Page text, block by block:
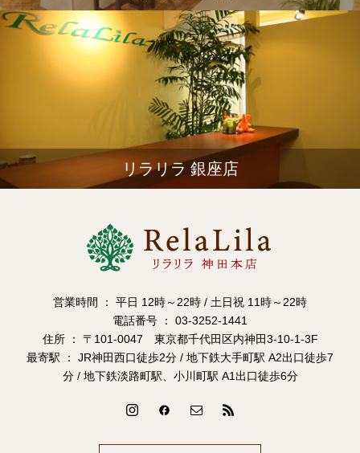
リラリラ 銀座店
営業時間 ： 平日 12時～22時 / 土日祝 11時～22時
電話番号 ： 03-3252-1441
住所 ： 〒101-0047 東京都千代田区内神田3-10-1-3F
最寄駅 ： JR神田西口徒歩2分 / 地下鉄大手町駅 A2出口徒歩7
分 / 地下鉄淡路町駅、小川町駅 A1出口徒歩6分